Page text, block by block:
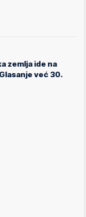
zemlja ide na
već 30.